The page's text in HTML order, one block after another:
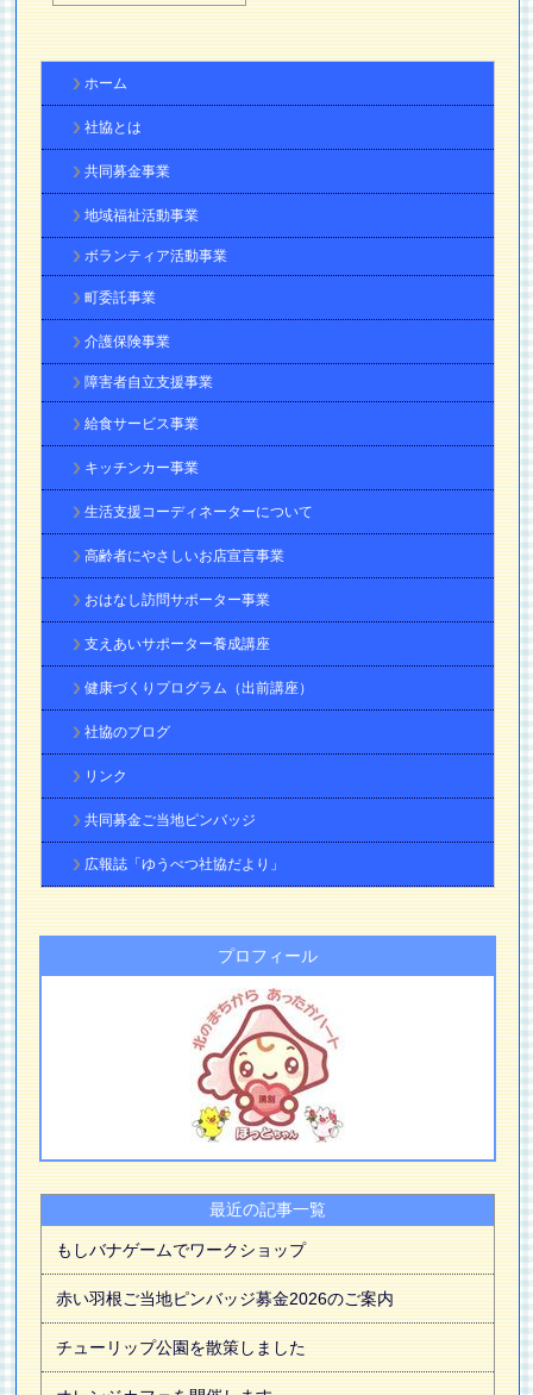
ホーム
社協とは
共同募金事業
地域福祉活動事業
ボランティア活動事業
町委託事業
介護保険事業
障害者自立支援事業
給食サービス事業
キッチンカー事業
生活支援コーディネーターについて
高齢者にやさしいお店宣言事業
おはなし訪問サポーター事業
支えあいサポーター養成講座
健康づくりプログラム（出前講座）
社協のブログ
リンク
共同募金ご当地ピンバッジ
広報誌「ゆうべつ社協だより」
プロフィール
最近の記事一覧
もしバナゲームでワークショップ
赤い羽根ご当地ピンバッジ募金2026のご案内
チューリップ公園を散策しました